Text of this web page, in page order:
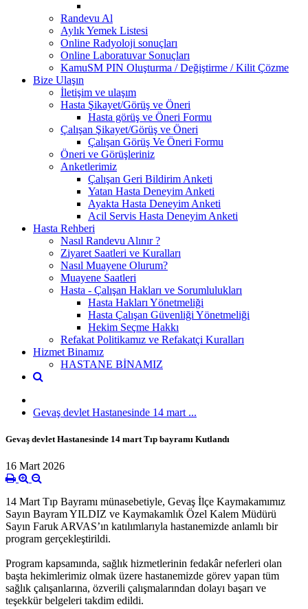
Randevu Al
Aylık Yemek Listesi
Online Radyoloji sonuçları
Online Laboratuvar Sonuçları
KamuSM PIN Oluşturma / Değiştirme / Kilit Çözme
Bize Ulaşın
İletişim ve ulaşım
Hasta Şikayet/Görüş ve Öneri
Hasta görüş ve Öneri Formu
Çalışan Şikayet/Görüş ve Öneri
Çalışan Görüş Ve Öneri Formu
Öneri ve Görüşleriniz
Anketlerimiz
Çalışan Geri Bildirim Anketi
Yatan Hasta Deneyim Anketi
Ayakta Hasta Deneyim Anketi
Acil Servis Hasta Deneyim Anketi
Hasta Rehberi
Nasıl Randevu Alınır ?
Ziyaret Saatleri ve Kuralları
Nasıl Muayene Olurum?
Muayene Saatleri
Hasta - Çalışan Hakları ve Sorumlulukları
Hasta Hakları Yönetmeliği
Hasta Çalışan Güvenliği Yönetmeliği
Hekim Seçme Hakkı
Refakat Politikamız ve Refakatçi Kuralları
Hizmet Binamız
HASTANE BİNAMIZ
Gevaş devlet Hastanesinde 14 mart ...
Gevaş devlet Hastanesinde 14 mart Tıp bayramı Kutlandı
16 Mart 2026
14 Mart Tıp Bayramı münasebetiyle, Gevaş İlçe Kaymakamımız
Sayın Bayram YILDIZ ve Kaymakamlık Özel Kalem Müdürü
Sayın Faruk ARVAS’ın katılımlarıyla hastanemizde anlamlı bir
program gerçekleştirildi.
Program kapsamında, sağlık hizmetlerinin fedakâr neferleri olan
başta hekimlerimiz olmak üzere hastanemizde görev yapan tüm
sağlık çalışanlarına, özverili çalışmalarından dolayı başarı ve
teşekkür belgeleri takdim edildi.